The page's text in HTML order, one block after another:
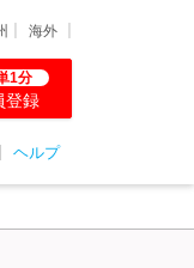
海外
1分
登録
ヘルプ